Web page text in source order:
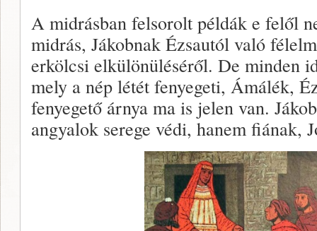
A midrásban felsorolt példák e felől
midrás, Jákobnak Ézsautól való
erkölcsi elkülönüléséről. De minden
mely a nép létét fenyegeti, Ámálék,
fenyegető árnya ma is jelen van.
angyalok serege védi, hanem fiának,